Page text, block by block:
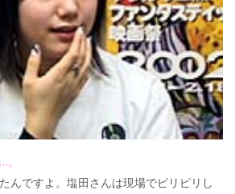
んですよ。塩田さんは現場でピリピリし